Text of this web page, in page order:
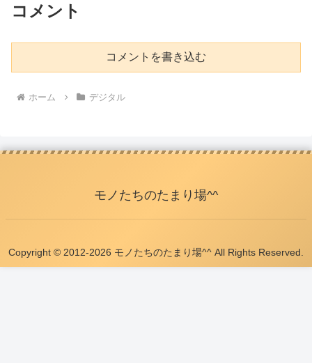
コメント
コメントを書き込む
ホーム デジタル
モノたちのたまり場^^
Copyright © 2012-2026 モノたちのたまり場^^ All Rights Reserved.